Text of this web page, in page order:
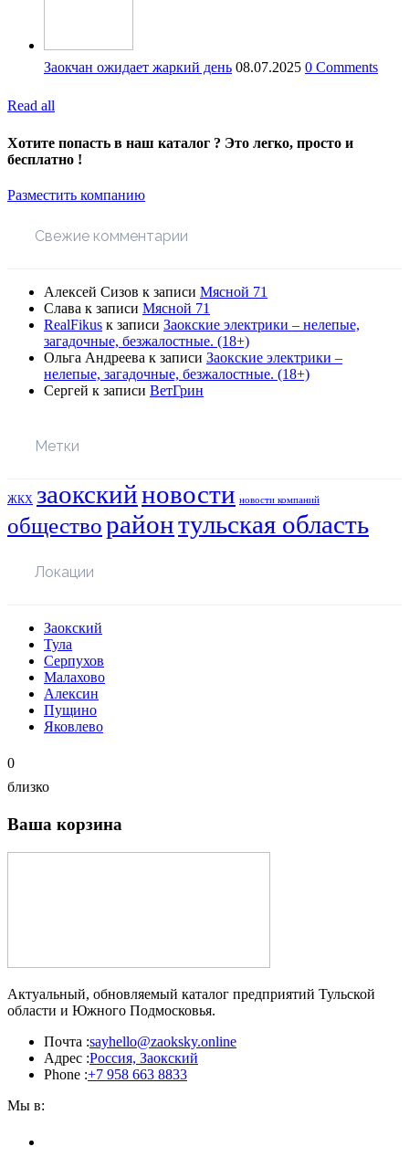
Заокчан ожидает жаркий день 08.07.2025 0 Comments
Read all
Хотите попасть в наш каталог ? Это легко, просто и
бесплатно !
Разместить компанию
Свежие комментарии
Алексей Сизов к записи Мясной 71
Слава к записи Мясной 71
RealFikus к записи Заокские электрики – нелепые,
загадочные, безжалостные. (18+)
Ольга Андреева к записи Заокские электрики –
нелепые, загадочные, безжалостные. (18+)
Сергей к записи ВетГрин
Метки
ЖКХ заокскийновости новости компаний
обществорайонтульская область
Локации
Заокский
Тула
Серпухов
Малахово
Алексин
Пущино
Яковлево
0
близко
Ваша корзина
Актуальный, обновляемый каталог предприятий Тульской
области и Южного Подмосковья.
Почта :sayhello@zaoksky.online
Адрес :Россия, Заокский
Phone :+7 958 663 8833
Мы в: